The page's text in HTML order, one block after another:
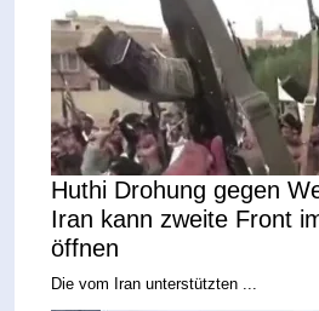
Huthi Drohung gegen
Iran kann zweite Front
öffnen
Die vom Iran unterstützten ...